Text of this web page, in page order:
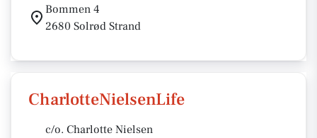
Bommen 4
2680 Solrød Strand
CharlotteNielsenLife
c/o. Charlotte Nielsen